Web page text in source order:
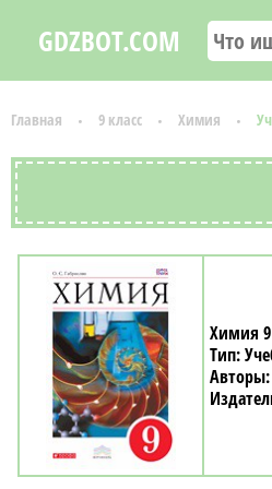
GDZBOT.COM
Главная 9 класс Химия
Химия 9